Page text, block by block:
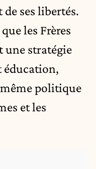
ses libertés.
les Frères
stratégie
éducation,
politique
et les